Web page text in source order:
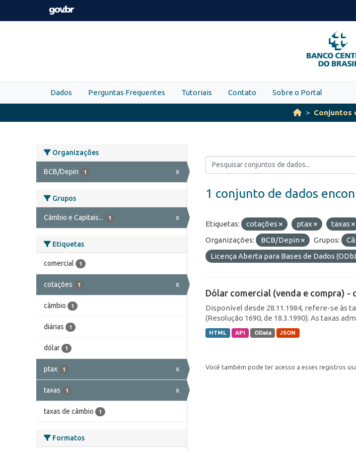
Skip to main content
PARA
O
Dados Perguntas Frequentes Tutoriais Contato Sobre o Portal
Conjuntos
Organizações
BCB/Depin 1 x
Grupos
Câmbio e Capitais... 1 x
Etiquetas
comercial 1
cotações 1 x
câmbio 1
diárias 1
dólar 1
ptax 1 x
taxas 1 x
taxas de câmbio 1
Formatos
1 conjunto de dados
Etiquetas: cotações ptax taxas
Organizações:
BCB/Depin Grupos:
Licença Aberta para Bases de Dados
Dólar comercial (venda e compra) -
Disponível desde 28.11.1984, refere-se às
(Resolução 1690, de 18.3.1990). As taxas
HTML API OData JSON
Você também pode ter acesso a esses registros